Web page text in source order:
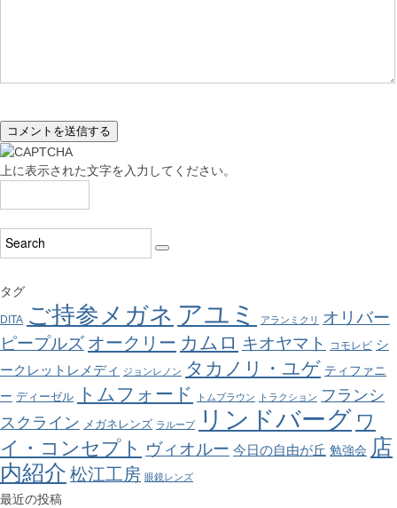
上に表示された文字を入力してください。
タグ
DITA ご持参メガネ アユミ アランミクリ
オリバー
ピープルズ オークリー カムロ キオヤマト コモレビ シ
ークレットレメディ
ジョンレノン タカノリ・ユゲ ティファニ
ー ディーゼル トムフォード トムブラウン トラクション フランシ
スクライン メガネレンズ ラループ リンドバーグ ワ
イ・コンセプト ヴィオルー 今日の自由が丘 勉強会 店
内紹介 松江工房 眼鏡レンズ
最近の投稿